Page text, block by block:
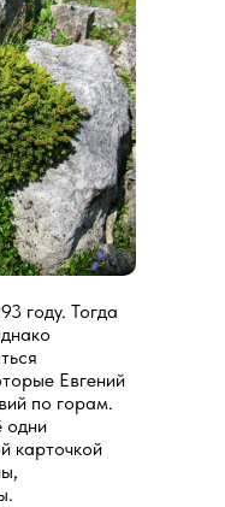
году. Тогда
Евгений
по горам.
одни
карточкой